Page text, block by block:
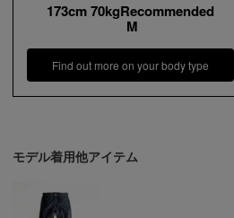
173cm 70kgRecommended
M
Find out more on your body type
モデル着用他アイテム